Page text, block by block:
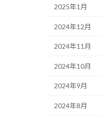
2025年1月
2024年12月
2024年11月
2024年10月
2024年9月
2024年8月